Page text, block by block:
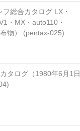
総合カタログ LX・
・MX・auto110・
物） (pentax-025)
タログ（1980年6月1日